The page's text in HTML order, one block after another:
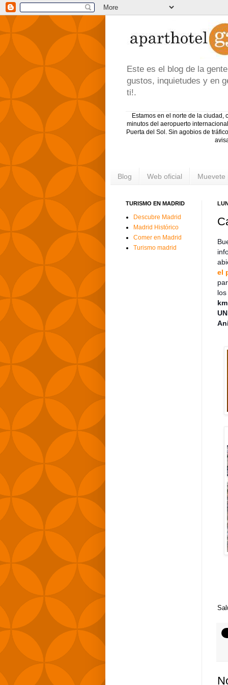
Este es el blog de la
gustos, inquietudes y en
ti!.
Estamos en el norte de la ciudad,
minutos del aeropuerto
Puerta del Sol. Sin agobios de
Blog Web oficial Muevete
el
km
TURISMO EN MADRID
Descubre Madrid
Madrid Histórico
Comer en Madrid
Turismo madrid